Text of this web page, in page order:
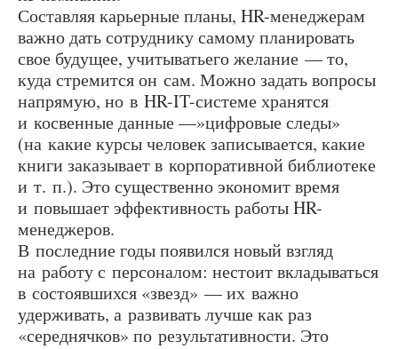
Составляя карьерные планы, HR-менеджерам
важно дать сотруднику самому планировать
свое будущее, учитыватьего желание — то,
куда стремится он сам. Можно задать вопросы
напрямую, но в HR-IT-системе хранятся
и косвенные данные —»цифровые следы»
(на какие курсы человек записывается, какие
книги заказывает в корпоративной библиотеке
и т. п.). Это существенно экономит время
и повышает эффективность работы HR-
менеджеров.
В последние годы появился новый взгляд
на работу с персоналом: нестоит вкладываться
в состоявшихся «звезд» — их важно
удерживать, а развивать лучше как раз
«середнячков» по результативности. Это